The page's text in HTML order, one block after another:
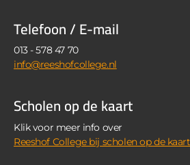
Telefoon / E-mail
013 - 578 47 70
info@reeshofcollege.nl
Scholen op de kaart
Klik voor meer info over
Reeshof College bij scholen op de kaart